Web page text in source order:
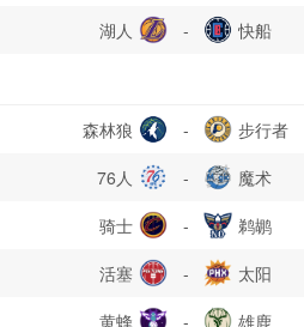
湖人 - 快船
森林狼 - 步行者
76人 - 魔术
骑士 - 鹈鹕
活塞 - 太阳
黄蜂 - 雄鹿